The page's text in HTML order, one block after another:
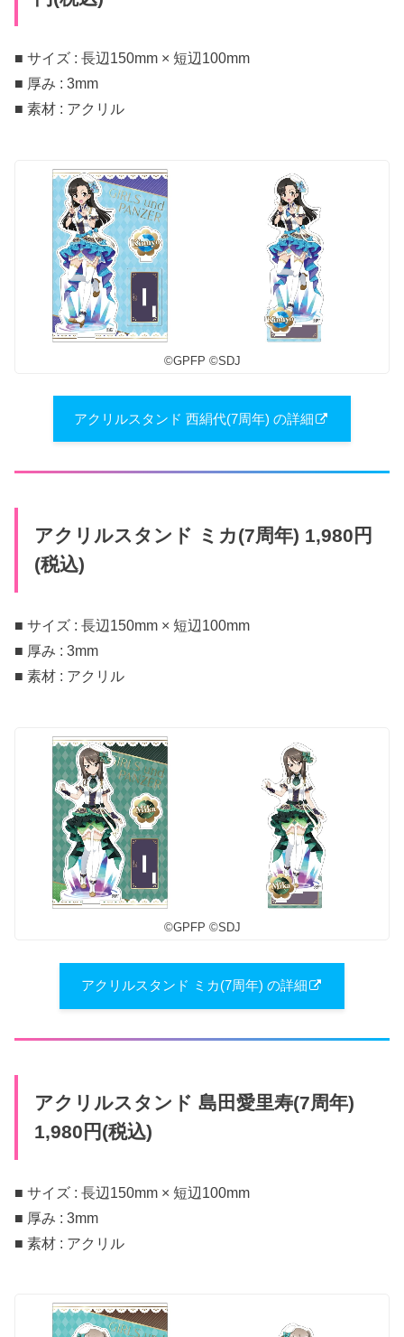
■ サイズ : 長辺150mm × 短辺100mm
■ 厚み : 3mm
■ 素材 : アクリル
©︎GPFP ©︎SDJ
アクリルスタンド 西絹代(7周年) の詳細
アクリルスタンド ミカ(7周年) 1,980円
(税込)
■ サイズ : 長辺150mm × 短辺100mm
■ 厚み : 3mm
■ 素材 : アクリル
©︎GPFP ©︎SDJ
アクリルスタンド ミカ(7周年) の詳細
アクリルスタンド 島田愛里寿(7周年)
1,980円(税込)
■ サイズ : 長辺150mm × 短辺100mm
■ 厚み : 3mm
■ 素材 : アクリル